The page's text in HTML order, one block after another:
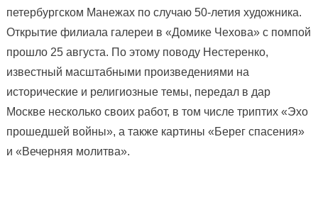
петербургском Манежах по случаю 50-летия художника.
Открытие филиала галереи в «Домике Чехова» с помпой
прошло 25 августа. По этому поводу Нестеренко,
известный масштабными произведениями на
исторические и религиозные темы, передал в дар
Москве несколько своих работ, в том числе триптих «Эхо
прошедшей войны», а также картины «Берег спасения»
и «Вечерняя молитва».